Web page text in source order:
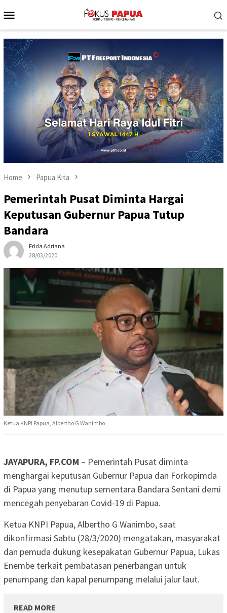
to
Menu
Home Papua Kita
Pemerintah Pusat Diminta Hargai
Keputusan Gubernur Papua Tutup
Bandara
Frida Adriana
28/03/2020
Ketua KNPI Papua, Albertho G Wanimbo
JAYAPURA, FP.COM – Pemerintah Pusat diminta
menghargai keputusan Gubernur Papua dan Forkopimda
di Papua yang menutup sementara Bandara Sentani demi
mencegah penyebaran Covid-19 di Papua.
Ketua KNPI Papua, Albertho G Wanimbo, saat
dikonfirmasi Sabtu (28/3/2020) mengatakan, masyarakat
dan pemuda dukung kesepakatan Gubernur Papua, Lukas
Enembe terkait pembatasan penerbangan untuk
penumpang dan kapal penumpang melalui jalur laut.
READ MORE